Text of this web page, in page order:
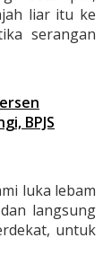
liar itu ke
serangan
BPJS
luka lebam
langsung
untuk